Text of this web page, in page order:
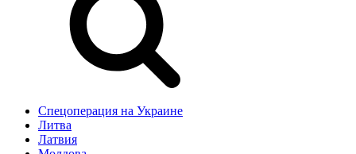
Спецоперация на Украине
Литва
Латвия